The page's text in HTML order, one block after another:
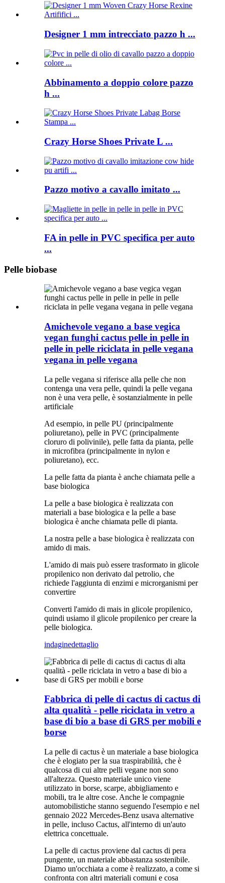
Designer 1 mm intrecciato pazzo h ...
Abbinamento a doppio colore pazzo
h ...
Crazy Horse Shoes Private L ...
Pazzo motivo a cavallo imitato ...
FA in pelle in PVC specifica per auto
...
Pelle biobase
Amichevole vegano a base vegica
vegan funghi cactus pelle in pelle in
pelle in pelle riciclata in pelle vegana
vegana in pelle vegana
La pelle vegana si riferisce alla pelle che non
contenga una vera pelle, quindi la pelle vegana
non è una vera pelle, è sostanzialmente in pelle
artificiale
Ad esempio, in pelle PU (principalmente
poliuretano), pelle in PVC (principalmente
cloruro di polivinile), pelle fatta da pianta, pelle
in microfibra (principalmente in nylon e
poliuretano), ecc.
La pelle fatta da pianta è anche chiamata pelle a
base biologica
La pelle a base biologica è realizzata con
materiali a base biologica e la pelle a base
biologica è anche chiamata pelle di pianta.
La nostra pelle a base biologica è realizzata con
amido di mais.
L'amido di mais può essere trasformato in glicole
propilenico non derivato dal petrolio, che
richiede l'aggiunta di enzimi e microrganismi per
convertire
Converti l'amido di mais in glicole propilenico,
quindi usiamo il glicole propilenico per creare la
pelle biologica.
indaginedettaglio
Fabbrica di pelle di cactus di cactus di
alta qualità - pelle riciclata in vetro a
base di bio a base di GRS per mobili e
borse
La pelle di cactus è un materiale a base biologica
che è elogiato per la sua traspirabilità, che è
qualcosa di cui altre pelli vegane non sono
all'altezza. Questo materiale unico viene
utilizzato in borse, scarpe, abbigliamento e
mobili, tra le altre cose. Anche le compagnie
automobilistiche stanno seguendo l'esempio e nel
gennaio 2022 Mercedes-Benz usava alternative
in pelle, incluso Cactus, all'interno di un'auto
elettrica concettuale.
La pelle di cactus proviene dal cactus di pera
pungente, un materiale abbastanza sostenibile.
Diamo un'occhiata a come è realizzato, a come si
confronta con altri materiali comuni e cosa